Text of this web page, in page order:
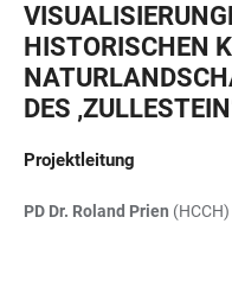
HISTORISCHEN
DES
Projektleitung
PD Dr. Roland Prien (HCCH)